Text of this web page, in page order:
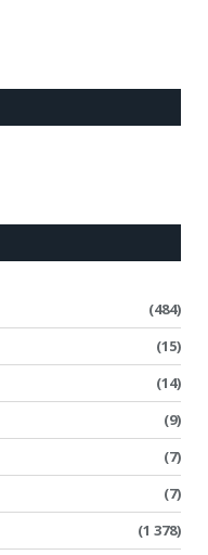
(484)
(15)
(14)
(9)
(7)
(7)
(1 378)